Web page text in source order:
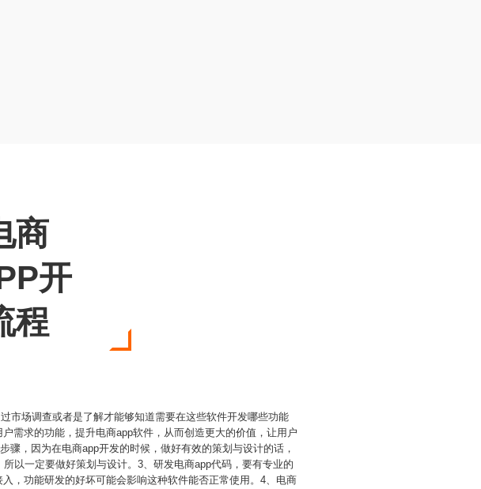
商
开
程
市场调查或者是了解才能够知道需要在这些软件开发哪些功能
需求的功能，提升电商app软件，从而创造更大的价值，让用户
，因为在电商app开发的时候，做好有效的策划与设计的话，
以一定要做好策划与设计。3、研发电商app代码，要有专业的
，功能研发的好坏可能会影响这种软件能否正常使用。4、电商